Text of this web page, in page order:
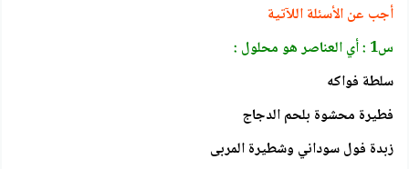
أجب عن الأسئلة اللآتية
س1 : أي العناصر هو محلول :
سلطة فواكه
فطيرة محشوة بلحم الدجاج
زبدة فول سوداني وشطيرة المربى